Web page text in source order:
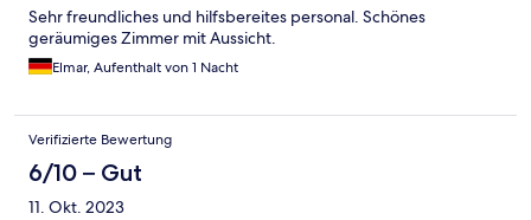
Sehr freundliches und hilfsbereites personal. Schönes
geräumiges Zimmer mit Aussicht.
Elmar, Aufenthalt von 1 Nacht
Verifizierte Bewertung
6/10 – Gut
11. Okt. 2023